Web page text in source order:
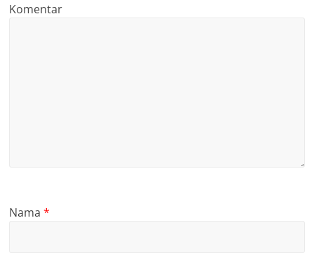
Komentar
Nama*